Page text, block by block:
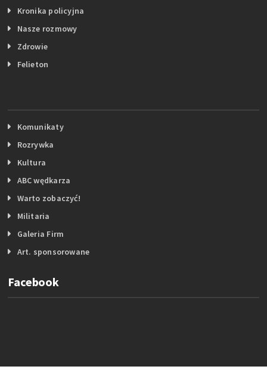
Kronika policyjna
Nasze rozmowy
Zdrowie
Felieton
Komunikaty
Rozrywka
Kultura
ABC wędkarza
Warto zobaczyć!
Militaria
Galeria Firm
Art. sponsorowane
Facebook